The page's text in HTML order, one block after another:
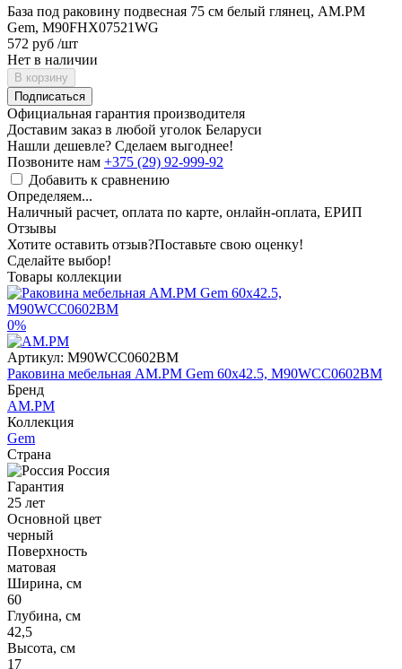
База под раковину подвесная 75 см белый глянец, AM.PM
Gem, M90FHX07521WG
572 руб /шт
Нет в наличии
В корзину
Подписаться
Официальная гарантия производителя
Доставим заказ в любой уголок Беларуси
Нашли дешевле? Сделаем выгоднее!
Позвоните нам +375 (29) 92-999-92
Добавить к сравнению
Определяем...
Наличный расчет, оплата по карте, онлайн-оплата, ЕРИП
Отзывы
Хотите оставить отзыв?Поставьте свою оценку!
Сделайте выбор!
Товары коллекции
0%
Артикул: M90WCC0602BM
Раковина мебельная AM.PM Gem 60x42.5, M90WCC0602BM
Бренд
AM.PM
Коллекция
Gem
Страна
Россия
Гарантия
25 лет
Основной цвет
черный
Поверхность
матовая
Ширина, см
60
Глубина, см
42,5
Высота, см
17